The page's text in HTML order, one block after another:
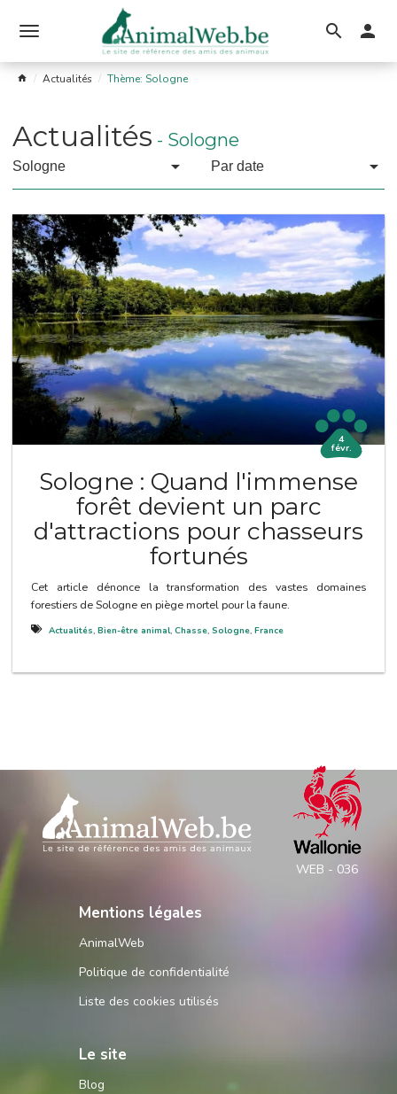
le
menu
Actualités Thème: Sologne
Actualités - Sologne
Sologne Par date
4
févr.
Sologne : Quand l'immense
forêt devient un parc
d'attractions pour chasseurs
fortunés
Cet article dénonce la transformation des vastes domaines
forestiers de Sologne en piège mortel pour la faune.
Actualités, Bien-être animal, Chasse, Sologne, France
WEB - 036
Mentions légales
AnimalWeb
Politique de confidentialité
Liste des cookies utilisés
Le site
Blog